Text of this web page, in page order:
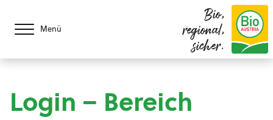
Menü
Bio,
regional,
sicher.
Login – Bereich